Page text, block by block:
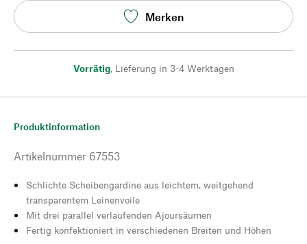
Merken
Vorrätig, Lieferung in 3-4 Werktagen
Produktinformation
Artikelnummer 67553
Schlichte Scheibengardine aus leichtem, weitgehend
transparentem Leinenvoile
Mit drei parallel verlaufenden Ajoursäumen
Fertig konfektioniert in verschiedenen Breiten und Höhen